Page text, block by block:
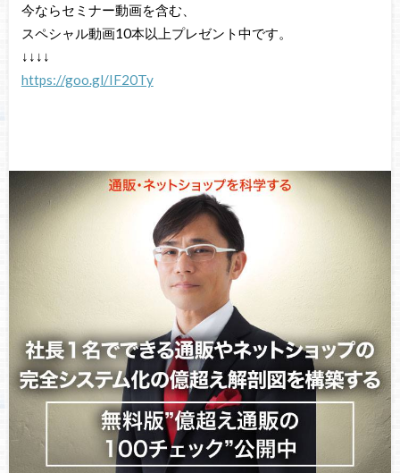
今ならセミナー動画を含む、
スペシャル動画10本以上プレゼント中です。
↓↓↓↓
https://goo.gl/IF20Ty